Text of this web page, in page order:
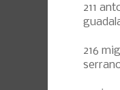
211
216